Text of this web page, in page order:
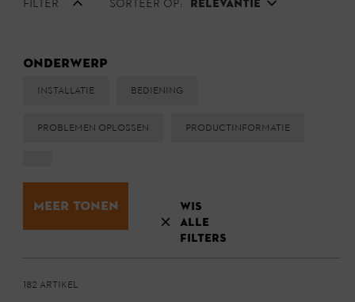
Filter Sorteer op: Relevantie
Onderwerp
Installatie Bediening
Problemen oplossen Productinformatie
Meer tonen
Wis
alle
filters
182 Artikel